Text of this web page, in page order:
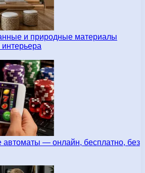
и природные материалы
автоматы — онлайн, бесплатно, без